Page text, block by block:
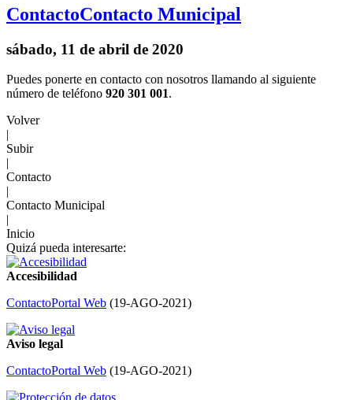
ContactoContacto Municipal
sábado, 11 de abril de 2020
Puedes ponerte en contacto con nosotros llamando al siguiente
número de teléfono 920 301 001.
Volver
|
Subir
|
Contacto
|
Contacto Municipal
|
Inicio
Quizá pueda interesarte:
Accesibilidad
ContactoPortal Web (19-AGO-2021)
Aviso legal
ContactoPortal Web (19-AGO-2021)